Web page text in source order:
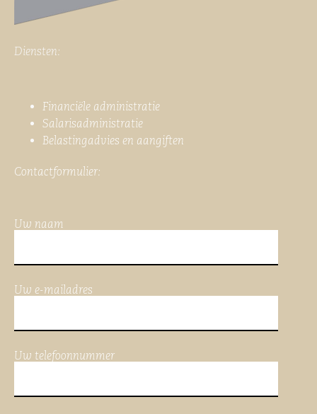
Diensten:
Financiële administratie
Salarisadministratie
Belastingadvies en aangiften
Contactformulier:
Uw naam
Uw e-mailadres
Uw telefoonnummer